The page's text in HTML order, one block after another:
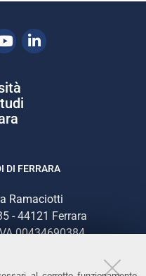
YoutubeLinkedin
DI FERRARA
Ramaciotti
- 44121 Ferrara
00434690384